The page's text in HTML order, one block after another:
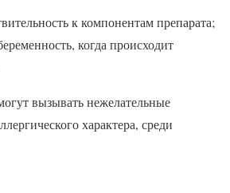
к компонентам препарата;
когда происходит
вызывать нежелательные
характера, среди